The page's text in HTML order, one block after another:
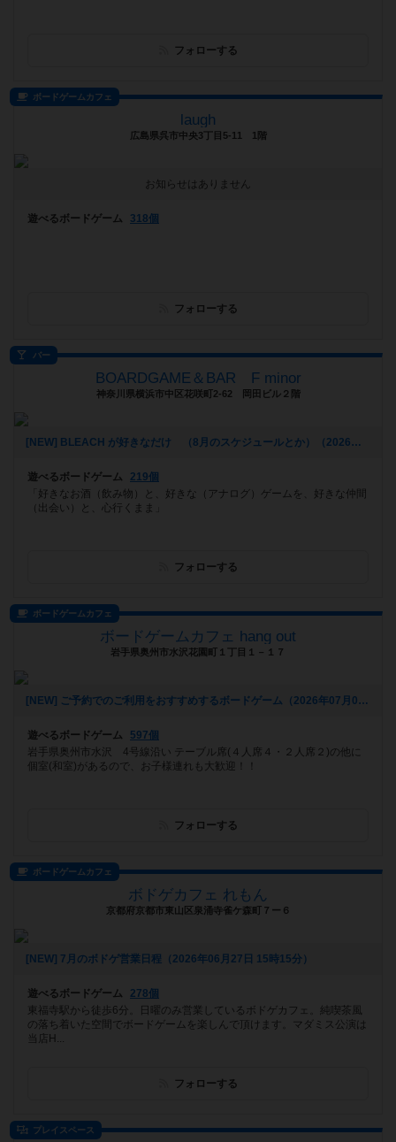
フォローする
ボードゲームカフェ
laugh
広島県呉市中央3丁目5-11 1階
お知らせはありません
遊べるボードゲーム 318個
フォローする
バー
BOARDGAME＆BAR F minor
神奈川県横浜市中区花咲町2-62 岡田ビル２階
[NEW] BLEACH が好きなだけ （8月のスケジュールとか）（2026年07月16日 03時46分）
遊べるボードゲーム
219個
「好きなお酒（飲み物）と、好きな（アナログ）ゲームを、好きな仲間
（出会い）と、心行くまま」
フォローする
ボードゲームカフェ
ボードゲームカフェ hang out
岩手県奥州市水沢花園町１丁目１－１７
[NEW] ご予約でのご利用をおすすめするボードゲーム（2026年07月04日 11時59分）
遊べるボードゲーム
597個
岩手県奥州市水沢 4号線沿い テーブル席(４人席４・２人席２)の他に
個室(和室)があるので、お子様連れも大歓迎！！
フォローする
ボードゲームカフェ
ボドゲカフェ れもん
京都府京都市東山区泉涌寺雀ケ森町７ー６
[NEW] 7月のボドゲ営業日程（2026年06月27日 15時15分）
遊べるボードゲーム
278個
東福寺駅から徒歩6分。日曜のみ営業しているボドゲカフェ。純喫茶風
の落ち着いた空間でボードゲームを楽しんで頂けます。マダミス公演は
当店H...
フォローする
プレイスペース